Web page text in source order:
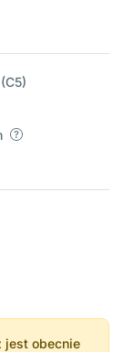
jest obecnie